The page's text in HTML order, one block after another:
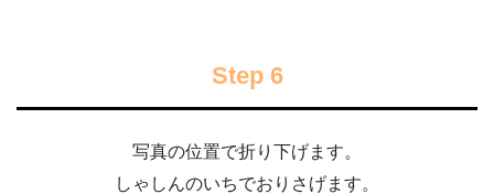
Step 6
写真の位置で折り下げます。
しゃしんのいちでおりさげます。